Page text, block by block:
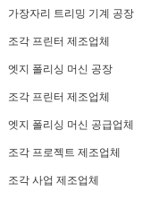
가장자리 트리밍 기계 공장
조각 프린터 제조업체
엣지 폴리싱 머신 공장
조각 프린터 제조업체
엣지 폴리싱 머신 공급업체
조각 프로젝트 제조업체
조각 사업 제조업체